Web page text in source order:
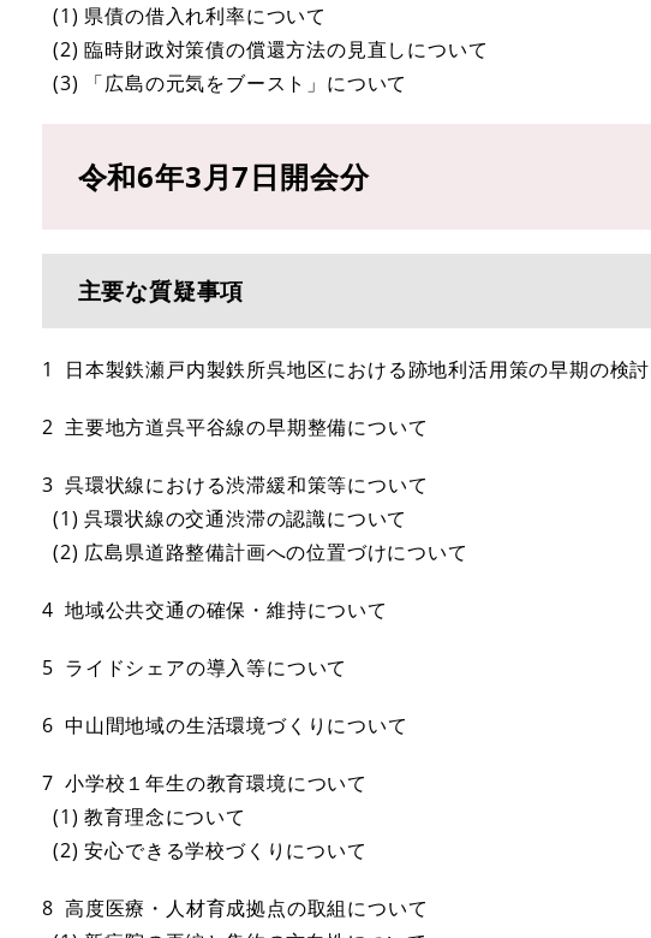
(1) 県債の借入れ利率について
(2) 臨時財政対策債の償還方法の見直しについて
(3) 「広島の元気をブースト」について
令和6年3月7日開会分
主要な質疑事項
1 日本製鉄瀬戸内製鉄所呉地区における跡地利活用策の早期の検討
2 主要地方道呉平谷線の早期整備について
3 呉環状線における渋滞緩和策等について
(1) 呉環状線の交通渋滞の認識について
(2) 広島県道路整備計画への位置づけについて
4 地域公共交通の確保・維持について
5 ライドシェアの導入等について
6 中山間地域の生活環境づくりについて
7 小学校１年生の教育環境について
(1) 教育理念について
(2) 安心できる学校づくりについて
8 高度医療・人材育成拠点の取組について